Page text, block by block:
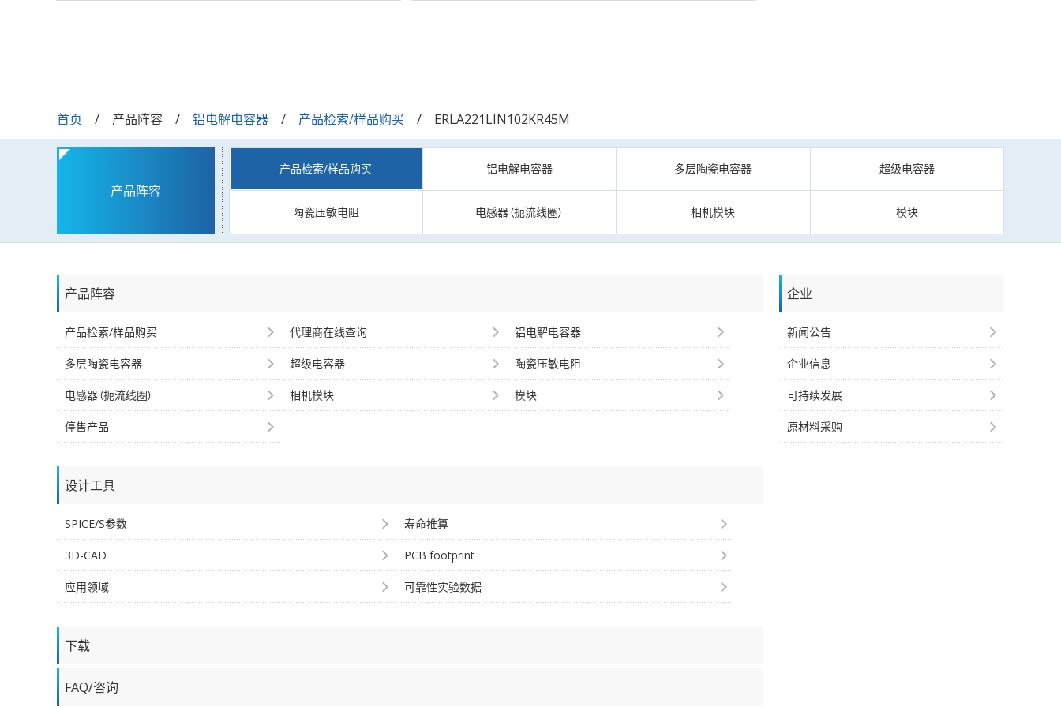
首页 产品阵容 铝电解电容器 产品检索/样品购买 ERLA221LIN102KR45M
产品阵容
产品检索/样品购买 铝电解电容器 多层陶瓷电容器 超级电容器
陶瓷压敏电阻 电感器（扼流线圈） 相机模块 模块
产品阵容
产品检索/样品购买 代理商在线查询 铝电解电容器
多层陶瓷电容器 超级电容器 陶瓷压敏电阻
电感器（扼流线圈） 相机模块 模块
停售产品
设计工具
SPICE/S参数 寿命推算
3D-CAD PCB footprint
应用领域 可靠性实验数据
下载
FAQ/咨询
企业
新闻公告
企业信息
可持续发展
原材料采购